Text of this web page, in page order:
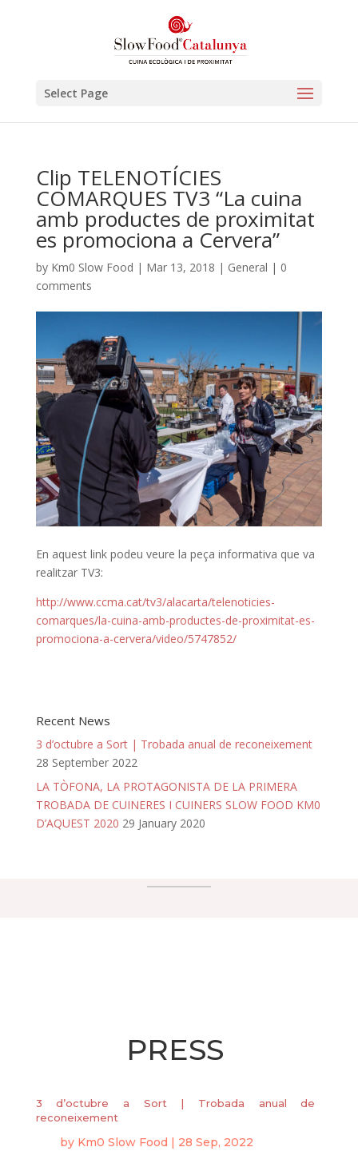
Select Page
Clip TELENOTÍCIES
COMARQUES TV3 “La cuina
amb productes de proximitat
es promociona a Cervera”
by Km0 Slow Food | Mar 13, 2018 | General | 0
comments
En aquest link podeu veure la peça informativa que va
realitzar TV3:
http://www.ccma.cat/tv3/alacarta/telenoticies-
comarques/la-cuina-amb-productes-de-proximitat-es-
promociona-a-cervera/video/5747852/
Recent News
3 d’octubre a Sort | Trobada anual de reconeixement
28 September 2022
LA TÒFONA, LA PROTAGONISTA DE LA PRIMERA
TROBADA DE CUINERES I CUINERS SLOW FOOD KM0
D’AQUEST 2020 29 January 2020
PRESS
3 d’octubre a Sort | Trobada anual de
reconeixement
by Km0 Slow Food | 28 Sep, 2022